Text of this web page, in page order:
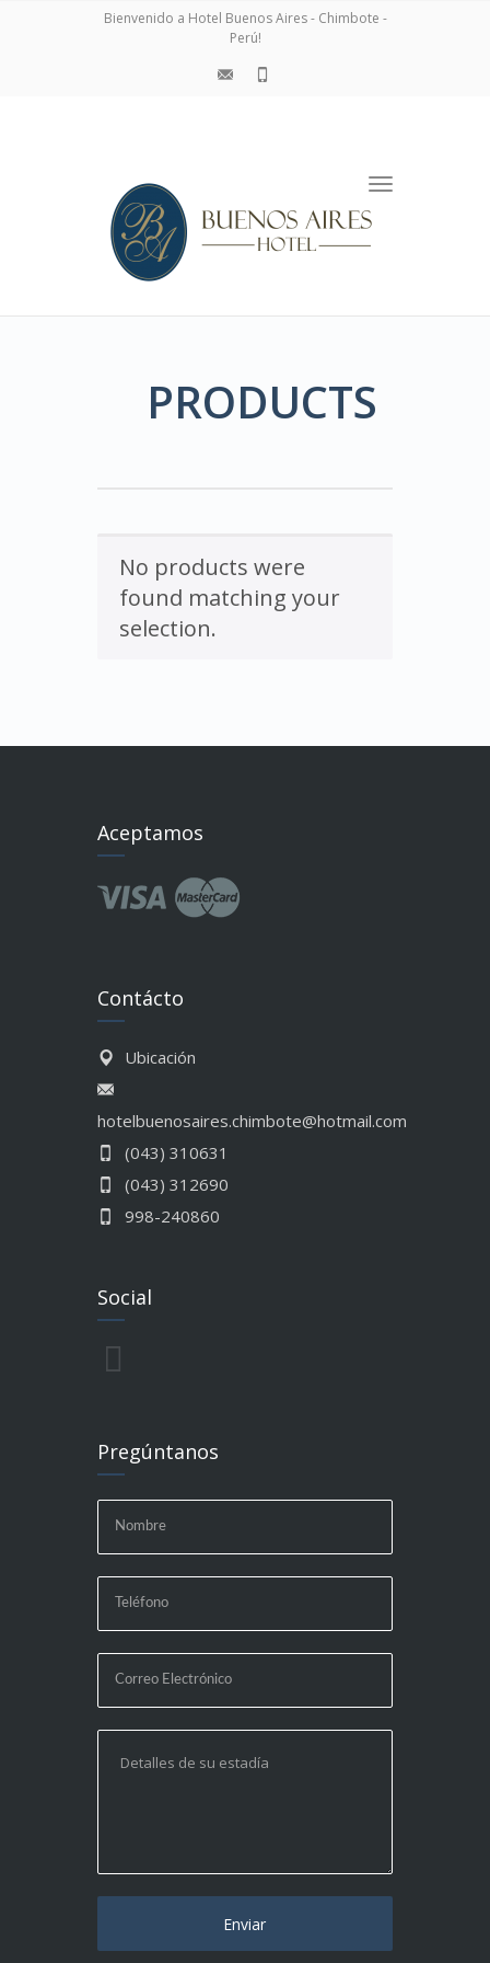
Bienvenido a Hotel Buenos Aires - Chimbote -
Perú!
Toggle
PRODUCTS
No products were
found matching your
selection.
Aceptamos
Contácto
Ubicación
hotelbuenosaires.chimbote@hotmail.com
(043) 310631
(043) 312690
998-240860
Social
Pregúntanos